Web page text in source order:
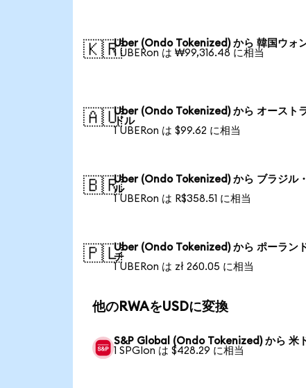
🇰🇷Uber (Ondo Tokenized) から 韓国ウォ
1 UBERon は ₩99,316.48 に相当
🇦🇺Uber (Ondo Tokenized) から オースト
ドル
1 UBERon は $99.62 に相当
🇧🇷Uber (Ondo Tokenized) から ブラジル
ル
1 UBERon は R$358.51 に相当
🇵🇱Uber (Ondo Tokenized) から ポーラン
チ
1 UBERon は zł 260.05 に相当
他のRWAをUSDに変換
S&P Global (Ondo Tokenized) から 米
1 SPGIon は $428.29 に相当